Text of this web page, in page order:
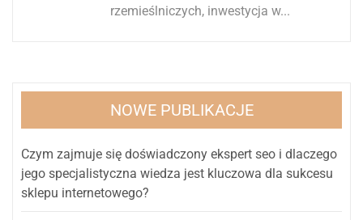
rzemieślniczych, inwestycja w...
NOWE PUBLIKACJE
Czym zajmuje się doświadczony ekspert seo i dlaczego
jego specjalistyczna wiedza jest kluczowa dla sukcesu
sklepu internetowego?